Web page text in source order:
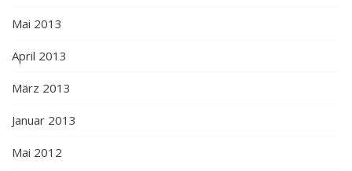
Mai 2013
April 2013
März 2013
Januar 2013
Mai 2012